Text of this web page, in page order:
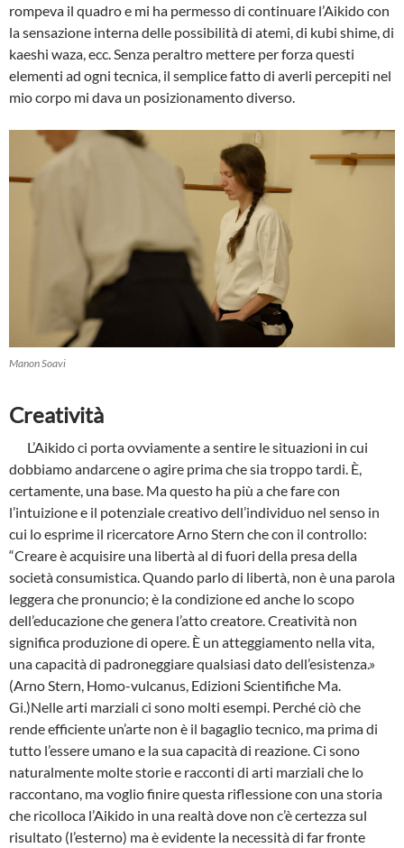
rompeva il quadro e mi ha permesso di continuare l’Aikido con
la sensazione interna delle possibilità di atemi, di kubi shime, di
kaeshi waza, ecc. Senza peraltro mettere per forza questi
elementi ad ogni tecnica, il semplice fatto di averli percepiti nel
mio corpo mi dava un posizionamento diverso.
Manon Soavi
Creatività
L’Aikido ci porta ovviamente a sentire le situazioni in cui
dobbiamo andarcene o agire prima che sia troppo tardi. È,
certamente, una base. Ma questo ha più a che fare con
l’intuizione e il potenziale creativo dell’individuo nel senso in
cui lo esprime il ricercatore Arno Stern che con il controllo:
“Creare è acquisire una libertà al di fuori della presa della
società consumistica. Quando parlo di libertà, non è una parola
leggera che pronuncio; è la condizione ed anche lo scopo
dell’educazione che genera l’atto creatore. Creatività non
significa produzione di opere. È un atteggiamento nella vita,
una capacità di padroneggiare qualsiasi dato dell’esistenza.»
(Arno Stern, Homo-vulcanus, Edizioni Scientifiche Ma.
Gi.)Nelle arti marziali ci sono molti esempi. Perché ciò che
rende efficiente un’arte non è il bagaglio tecnico, ma prima di
tutto l’essere umano e la sua capacità di reazione. Ci sono
naturalmente molte storie e racconti di arti marziali che lo
raccontano, ma voglio finire questa riflessione con una storia
che ricolloca l’Aikido in una realtà dove non c’è certezza sul
risultato (l’esterno) ma è evidente la necessità di far fronte